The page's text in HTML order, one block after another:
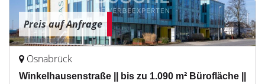
Preis auf Anfrage
Osnabrück
Winkelhausenstraße || bis zu 1.090 m² Bürofläche ||